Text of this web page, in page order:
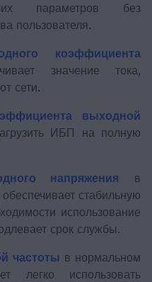
параметров без
пользователя.
коэффициента
значение тока,
сети.
выходной
ИБП на полную
напряжения в
стабильную
использование
срок службы.
частоты в нормальном
легко использовать